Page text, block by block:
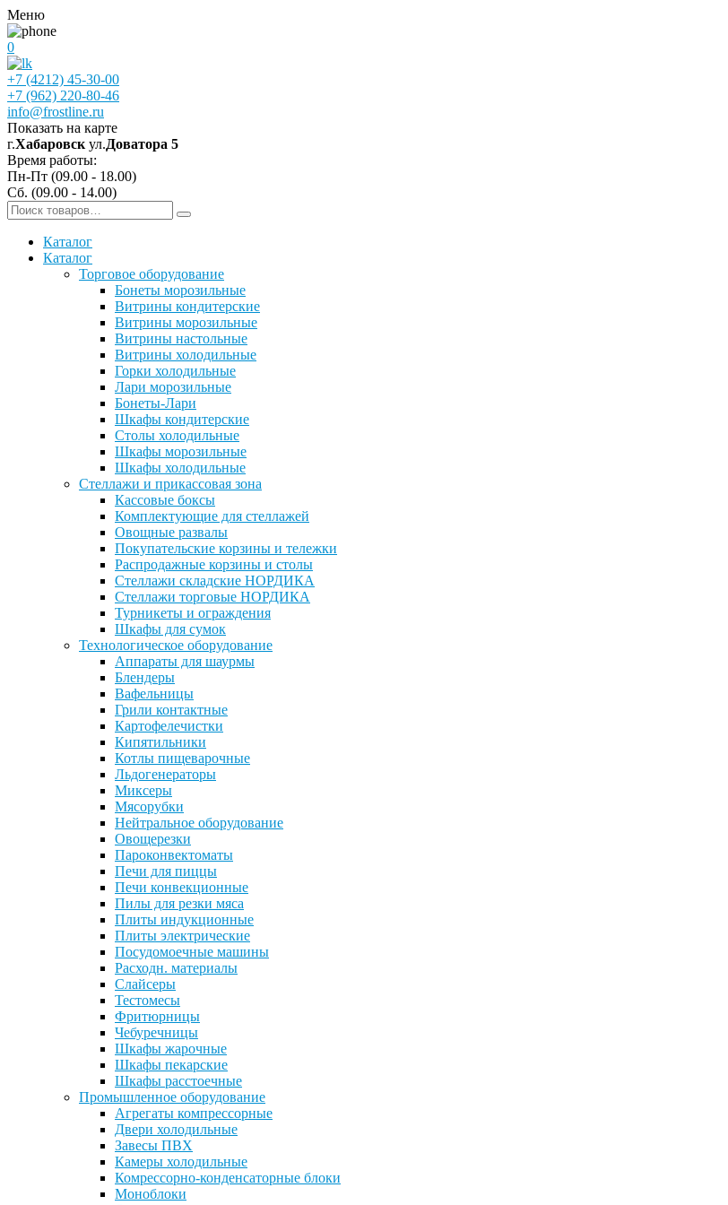
Меню
0
+7 (4212) 45-30-00
+7 (962) 220-80-46
info@frostline.ru
Показать на карте
г.Хабаровск ул.Доватора 5
Время работы:
Пн-Пт (09.00 - 18.00)
Сб. (09.00 - 14.00)
Каталог
Каталог
Торговое оборудование
Бонеты морозильные
Витрины кондитерские
Витрины морозильные
Витрины настольные
Витрины холодильные
Горки холодильные
Лари морозильные
Бонеты-Лари
Шкафы кондитерские
Столы холодильные
Шкафы морозильные
Шкафы холодильные
Стеллажи и прикассовая зона
Кассовые боксы
Комплектующие для стеллажей
Овощные развалы
Покупательские корзины и тележки
Распродажные корзины и столы
Стеллажи складские НОРДИКА
Стеллажи торговые НОРДИКА
Турникеты и ограждения
Шкафы для сумок
Технологическое оборудование
Аппараты для шаурмы
Блендеры
Вафельницы
Грили контактные
Картофелечистки
Кипятильники
Котлы пищеварочные
Льдогенераторы
Миксеры
Мясорубки
Нейтральное оборудование
Овощерезки
Пароконвектоматы
Печи для пиццы
Печи конвекционные
Пилы для резки мяса
Плиты индукционные
Плиты электрические
Посудомоечные машины
Расходн. материалы
Слайсеры
Тестомесы
Фритюрницы
Чебуречницы
Шкафы жарочные
Шкафы пекарские
Шкафы расстоечные
Промышленное оборудование
Агрегаты компрессорные
Двери холодильные
Завесы ПВХ
Камеры холодильные
Комрессорно-конденсаторные блоки
Моноблоки